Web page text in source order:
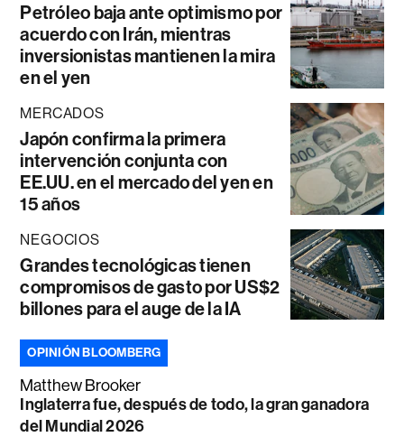
Petróleo baja ante optimismo por
acuerdo con Irán, mientras
inversionistas mantienen la mira
en el yen
MERCADOS
Japón confirma la primera
intervención conjunta con
EE.UU. en el mercado del yen en
15 años
NEGOCIOS
Grandes tecnológicas tienen
compromisos de gasto por US$2
billones para el auge de la IA
OPINIÓN BLOOMBERG
Matthew Brooker
Inglaterra fue, después de todo, la gran ganadora
del Mundial 2026